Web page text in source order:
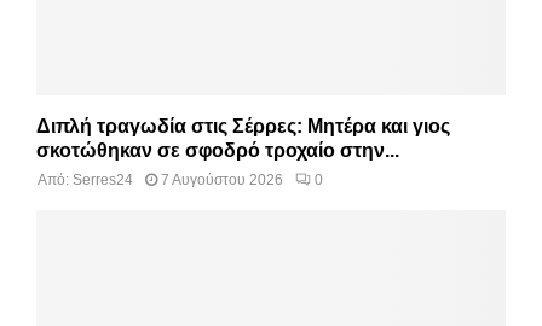
Διπλή τραγωδία στις Σέρρες: Μητέρα και γιος
σκοτώθηκαν σε σφοδρό τροχαίο στην...
Από: Serres24 7 Αυγούστου 2026 0